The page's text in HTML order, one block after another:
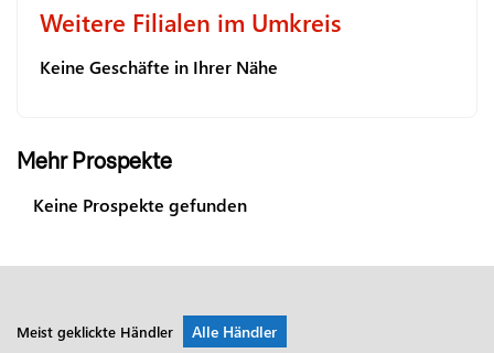
Weitere Filialen im Umkreis
Keine Geschäfte in Ihrer Nähe
Mehr Prospekte
Keine Prospekte gefunden
Meist geklickte Händler Alle Händler